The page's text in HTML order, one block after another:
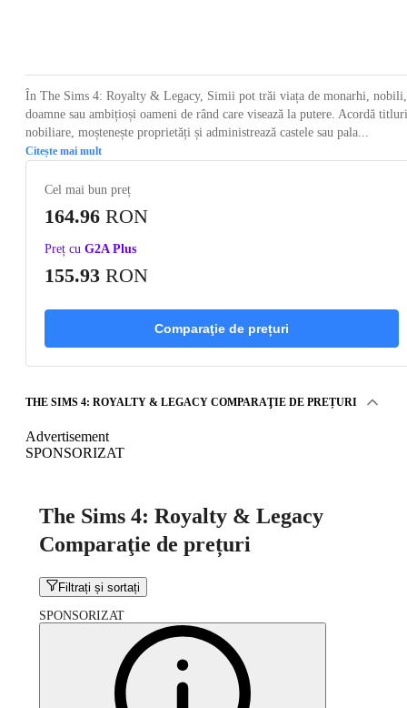
În The Sims 4: Royalty & Legacy, Simii pot trăi viața de monarhi, nobili,
doamne sau ambițioși oameni de rând care visează la putere. Acordă titluri
nobiliare, moștenește proprietăți și administrează castele sau pala...
Citește mai mult
Cel mai bun preț
164.96 RON
Preț cu G2A Plus
155.93 RON
Comparaţie de prețuri
THE SIMS 4: ROYALTY & LEGACY COMPARAŢIE DE PREȚURI
Advertisement
SPONSORIZAT
The Sims 4: Royalty & Legacy
Comparaţie de prețuri
Filtrați și sortați
SPONSORIZAT